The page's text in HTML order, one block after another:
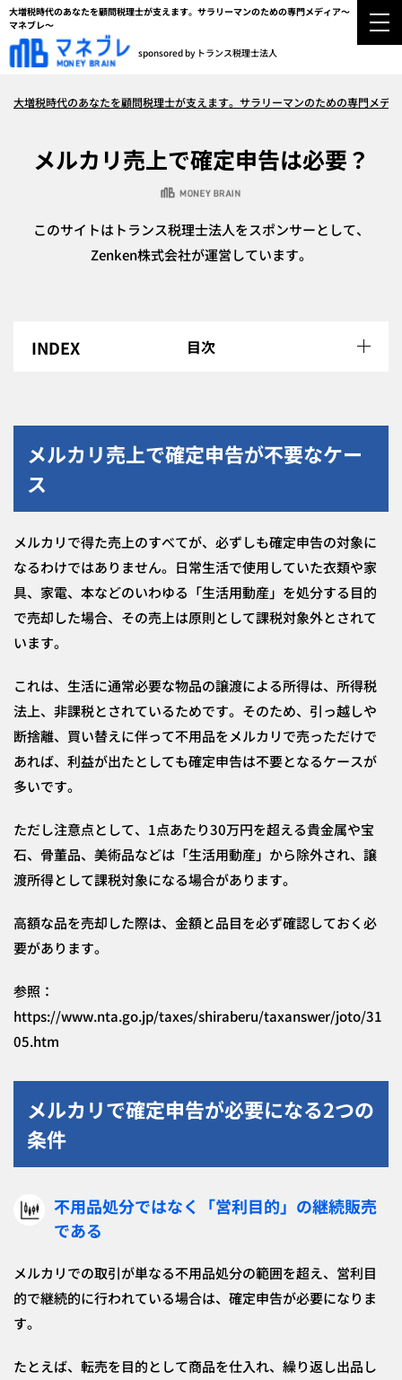
大増税時代のあなたを顧問税理士が支えます。サラリーマンのための専門メディア～
マネブレ～
sponsored by トランス税理士法人
大増税時代のあなたを顧問税理士が支えます。サラリーマンのための専門メデ
メルカリ売上で確定申告は必要？
このサイトはトランス税理士法人をスポンサーとして、
Zenken株式会社が運営しています。
目次
メルカリ売上で確定申告が不要なケー
ス
メルカリで得た売上のすべてが、必ずしも確定申告の対象に
なるわけではありません。日常生活で使用していた衣類や家
具、家電、本などのいわゆる「生活用動産」を処分する目的
で売却した場合、その売上は原則として課税対象外とされて
います。
これは、生活に通常必要な物品の譲渡による所得は、所得税
法上、非課税とされているためです。そのため、引っ越しや
断捨離、買い替えに伴って不用品をメルカリで売っただけで
あれば、利益が出たとしても確定申告は不要となるケースが
多いです。
ただし注意点として、1点あたり30万円を超える貴金属や宝
石、骨董品、美術品などは「生活用動産」から除外され、譲
渡所得として課税対象になる場合があります。
高額な品を売却した際は、金額と品目を必ず確認しておく必
要があります。
参照：
https://www.nta.go.jp/taxes/shiraberu/taxanswer/joto/31
05.htm
メルカリで確定申告が必要になる2つの
条件
不用品処分ではなく「営利目的」の継続販売
である
メルカリでの取引が単なる不用品処分の範囲を超え、営利目
的で継続的に行われている場合は、確定申告が必要になりま
す。
たとえば、転売を目的として商品を仕入れ、繰り返し出品し